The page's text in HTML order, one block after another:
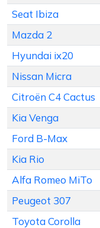
Seat Ibiza
Mazda 2
Hyundai ix20
Nissan Micra
Citroën C4 Cactus
Kia Venga
Ford B-Max
Kia Rio
Alfa Romeo MiTo
Peugeot 307
Toyota Corolla